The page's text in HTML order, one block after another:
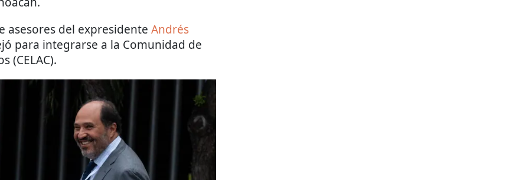
asesores del expresidente Andrés
para integrarse a la Comunidad de
(CELAC).